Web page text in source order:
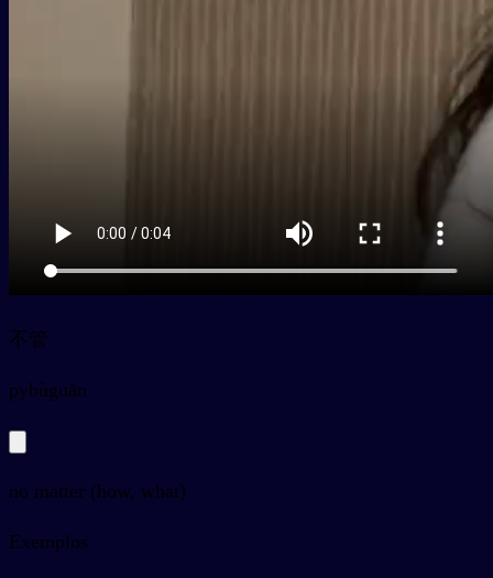
不管
pybùguǎn
no matter (how, what)
Exemplos